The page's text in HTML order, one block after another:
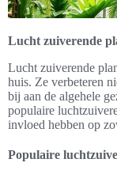
Lucht zuiverende
Lucht zuiverende
huis. Ze verbeteren
bij aan de algehele
populaire
invloed hebben op
Populaire